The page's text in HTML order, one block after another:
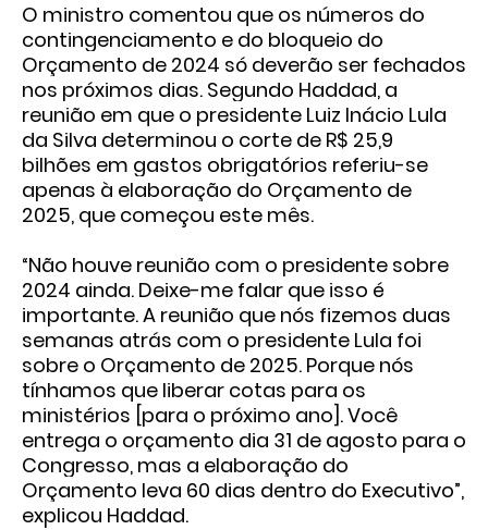
O ministro comentou que os números do
contingenciamento e do bloqueio do
Orçamento de 2024 só deverão ser fechados
nos próximos dias. Segundo Haddad, a
reunião em que o presidente Luiz Inácio Lula
da Silva determinou o corte de R$ 25,9
bilhões em gastos obrigatórios referiu-se
apenas à elaboração do Orçamento de
2025, que começou este mês.
“Não houve reunião com o presidente sobre
2024 ainda. Deixe-me falar que isso é
importante. A reunião que nós fizemos duas
semanas atrás com o presidente Lula foi
sobre o Orçamento de 2025. Porque nós
tínhamos que liberar cotas para os
ministérios [para o próximo ano]. Você
entrega o orçamento dia 31 de agosto para o
Congresso, mas a elaboração do
Orçamento leva 60 dias dentro do Executivo”,
explicou Haddad.